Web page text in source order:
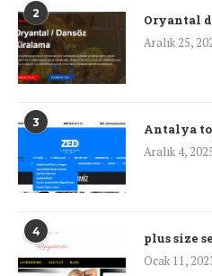
2
Oryantal
Aralık 25,
3
Antalya
Aralık 4,
4
plus size
Ocak 11,